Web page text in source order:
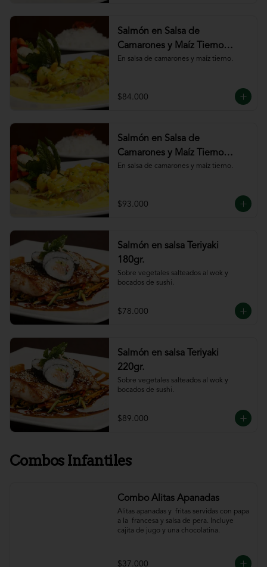
Salmón en Salsa de
Camarones y Maíz Tierno
180gr
En salsa de camarones y maíz tierno.
$84.000
Salmón en Salsa de
Camarones y Maíz Tierno
220gr
En salsa de camarones y maíz tierno.
$93.000
Salmón en salsa Teriyaki
180gr.
Sobre vegetales salteados al wok y
bocados de sushi.
$78.000
Salmón en salsa Teriyaki
220gr.
Sobre vegetales salteados al wok y
bocados de sushi.
$89.000
Combos Infantiles
Combo Alitas Apanadas
Alitas apanadas y  fritas servidas con papa
a la  francesa y salsa de pera. Incluye
cajita de jugo y una chocolatina.
$37.000